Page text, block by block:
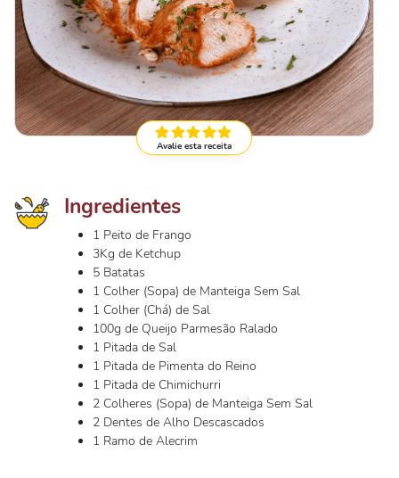
Avalie esta receita
Ingredientes
1 Peito de Frango
3Kg de Ketchup
5 Batatas
1 Colher (Sopa) de Manteiga Sem Sal
1 Colher (Chá) de Sal
100g de Queijo Parmesão Ralado
1 Pitada de Sal
1 Pitada de Pimenta do Reino
1 Pitada de Chimichurri
2 Colheres (Sopa) de Manteiga Sem Sal
2 Dentes de Alho Descascados
1 Ramo de Alecrim